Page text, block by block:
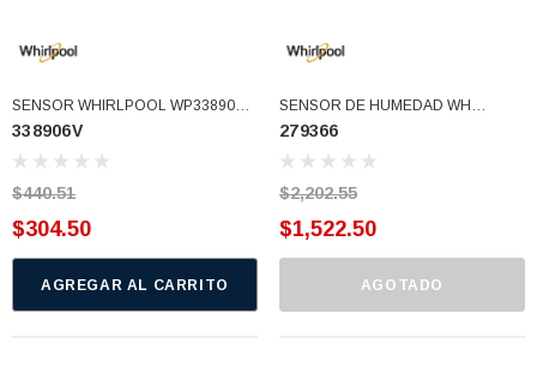
SENSOR WHIRLPOOL WP338906V
DC32-00008A 5303281135 56231
D510213 6501EL3001A
6501EL3001B (338906V)
338906V
$440.51
$304.50
AGREGAR AL CARRITO
SENSOR DE HUMEDAD WH
(279366)
279366
$2,202.55
$1,522.50
AGOTADO